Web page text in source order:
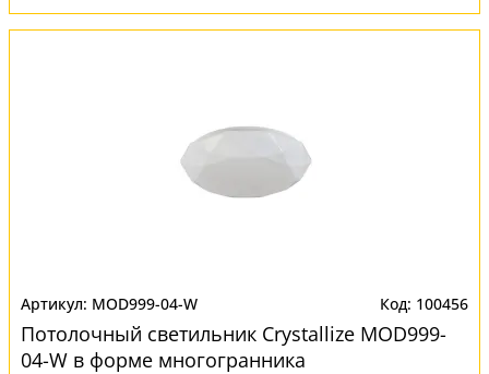
MOD999-04-W 100456
Потолочный светильник Crystallize MOD999-
04-W в форме многогранника